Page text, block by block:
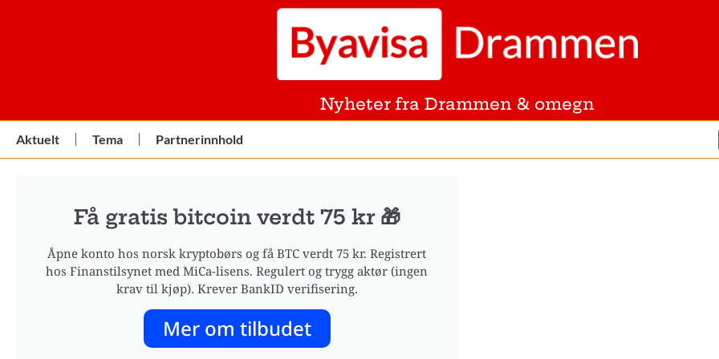
Nyheter fra Drammen & omegn
Aktuelt Tema Partnerinnhold
Få gratis bitcoin verdt 75 kr 🎁
Åpne konto hos norsk kryptobørs og få BTC verdt 75 kr. Registrert
hos Finanstilsynet med MiCa-lisens. Regulert og trygg aktør (ingen
krav til kjøp). Krever BankID verifisering.
Mer om tilbudet